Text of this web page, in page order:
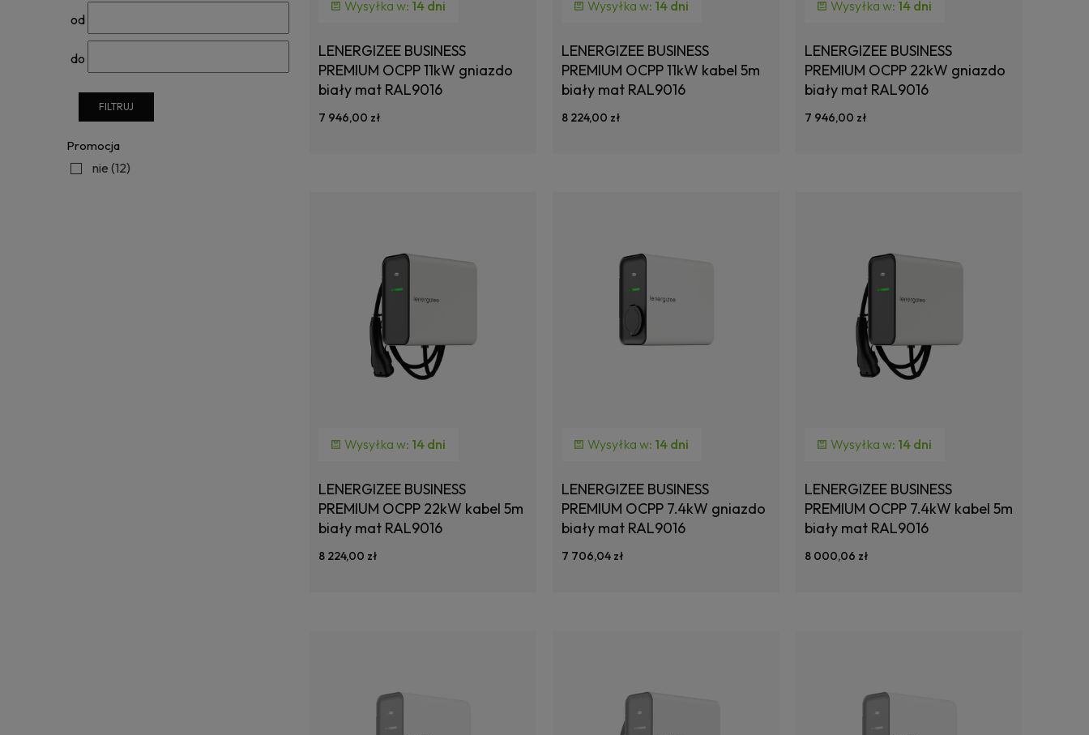
od
do
FILTRUJ
Promocja
nie (12)
Wysyłka w: 14 dni
LENERGIZEE BUSINESS
PREMIUM OCPP 11kW gniazdo
biały mat RAL9016
7 946,00 zł
Wysyłka w: 14 dni
LENERGIZEE BUSINESS
PREMIUM OCPP 11kW kabel 5m
biały mat RAL9016
8 224,00 zł
Wysyłka w: 14 dni
LENERGIZEE BUSINESS
PREMIUM OCPP 22kW gniazdo
biały mat RAL9016
7 946,00 zł
Wysyłka w: 14 dni
LENERGIZEE BUSINESS
PREMIUM OCPP 22kW kabel 5m
biały mat RAL9016
8 224,00 zł
Wysyłka w: 14 dni
LENERGIZEE BUSINESS
PREMIUM OCPP 7.4kW gniazdo
biały mat RAL9016
7 706,04 zł
Wysyłka w: 14 dni
LENERGIZEE BUSINESS
PREMIUM OCPP 7.4kW kabel 5m
biały mat RAL9016
8 000,06 zł